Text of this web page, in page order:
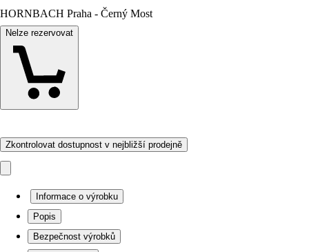
HORNBACH Praha - Černý Most
Nelze rezervovat
Zkontrolovat dostupnost v nejbližší prodejně
Informace o výrobku
Popis
Bezpečnost výrobků